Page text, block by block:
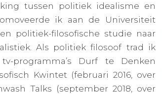
tussen politiek idealisme en
ik aan de Universiteit
politiek-filosofische studie naar
Als politiek filosoof trad ik
programma’s Durf te Denken
Kwintet (februari 2016, over
Talks (september 2018, over